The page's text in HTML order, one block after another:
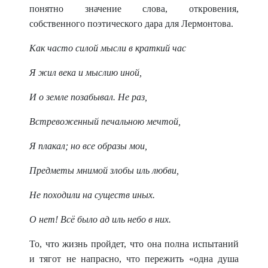
понятно значение слова, откровения,
собственного поэтического дара для Лермонтова.
Как часто силой мысли в краткий час
Я жил века и мыслию иной,
И о земле позабывал. Не раз,
Встревоженный печальною мечтой,
Я плакал; но все образы мои,
Предметы мнимой злобы иль любви,
Не походили на существ иных.
О нет! Всё было ад иль небо в них.
То, что жизнь пройдет, что она полна испытаний
и тягот не напрасно, что пережить «одна душа